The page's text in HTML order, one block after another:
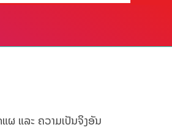
ແລະ ຄວາມເປັນຈິງອັນ